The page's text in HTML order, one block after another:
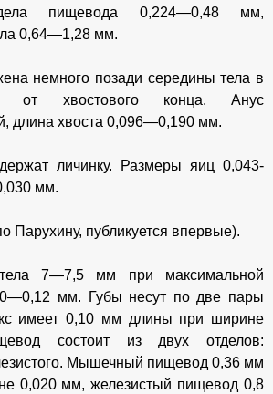
пищевода 0,224—0,48 мм,
0,64—1,28 мм.
немного позади середины тела в
от хвостового конца. Анус
длина хвоста 0,096—0,190 мм.
личинку. Размеры яиц 0,043-
мм.
Парухину, публикуется впервые).
7—7,5 мм при максимальной
мм. Губы несут по две пары
имеет 0,10 мм длины при ширине
состоит из двух отделов:
Мышечный пищевод 0,36 мм
0,020 мм, железистый пищевод 0,8